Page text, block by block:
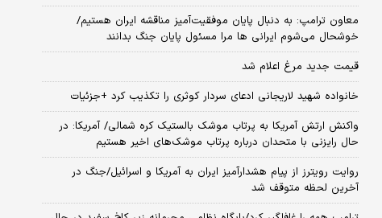
معاون ترامپ: به دنبال پایان موفقیت‌آمیز مناقشه ایران هستیم/
خوشحال می‌شوم ایرانی ها مرا مسئول پایان جنگ بدانند
قیمت جدید مرغ اعلام شد
خانواده شهید لاریجانی ادعای سردار کوثری را تکذیب کرد +جزئیات
واکنش ارتش آمریکا به پرتاب موشک بالستیک کره شمالی/ آمریکا: در
حال رایزنی با متحدان درباره پرتاب موشک‌های اخیر هستیم
روایت رویترز از پیام هشدارآمیز ایران به آمریکا و اسرائیل/جنگ در
آخرین لحظه متوقف شد